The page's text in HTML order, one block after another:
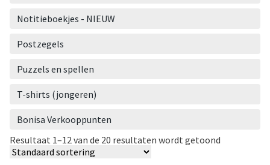
Notitieboekjes - NIEUW
Postzegels
Puzzels en spellen
T-shirts (jongeren)
Bonisa Verkooppunten
Resultaat 1–12 van de 20 resultaten wordt getoond